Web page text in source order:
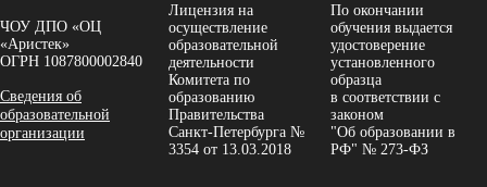
ЧОУ ДПО «ОЦ
«Аристек»
ОГРН 1087800002840
Сведения об
образовательной
организации
Лицензия на
осуществление
образовательной
деятельности
Комитета по
образованию
Правительства
Санкт-Петербурга №
3354 от 13.03.2018
По окончании
обучения выдается
удостоверение
установленного
образца
в соответствии с
законом
"Об образовании в
РФ" № 273-ФЗ